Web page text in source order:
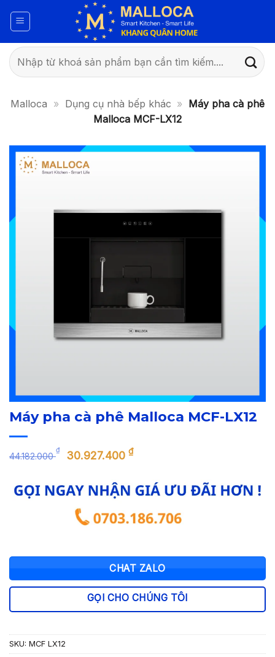
qua
dung
Tìm
kiếm:
Malloca » Dụng cụ nhà bếp khác »
Máy pha cà phê
Malloca MCF-LX12
Máy pha cà phê Malloca MCF-LX12
44.182.000
₫
Giá
là:
44.182.000 ₫.
30.927.400₫Giá
tại
là:
30.927.400 ₫.
CHAT ZALO
GỌI CHO CHÚNG TÔI
SKU: MCF LX12